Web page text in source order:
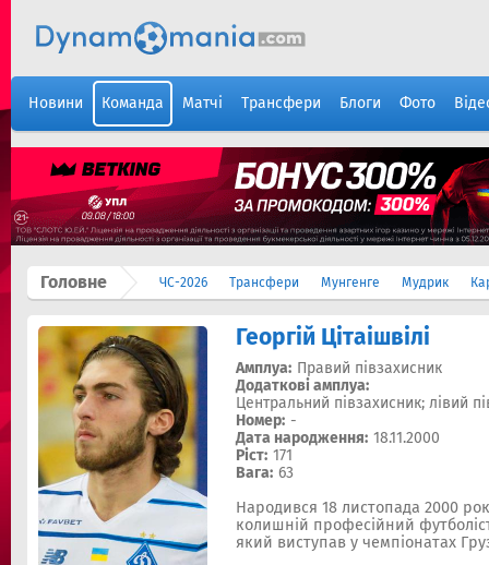
Новини Команда Матчі Трансфери Блоги Фото
Головне ЧС-2026 Трансфери Мунгенге Мудрик
Георгій Цітаішвілі
Амплуа: Правий півзахисник
Додаткові амплуа:
Центральний півзахисник; лівий
Номер: -
Дата народження: 18.11.2000
Ріст: 171
Вага: 63
Народився 18 листопада 2000
колишній професійний
який виступав у чемпіонатах